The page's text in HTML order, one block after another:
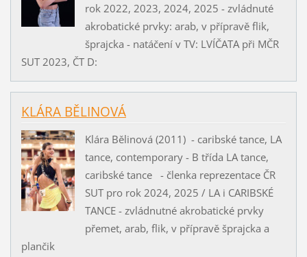
rok 2022, 2023, 2024, 2025 - zvládnuté
akrobatické prvky: arab, v přípravě flik,
šprajcka - natáčení v TV: LVÍČATA při MČR
SUT 2023, ČT D:
KLÁRA BĚLINOVÁ
Klára Bělinová (2011) - caribské tance, LA
tance, contemporary - B třída LA tance,
caribské tance - členka reprezentace ČR
SUT pro rok 2024, 2025 / LA i CARIBSKÉ
TANCE - zvládnutné akrobatické prvky
přemet, arab, flik, v přípravě šprajcka a
plančik